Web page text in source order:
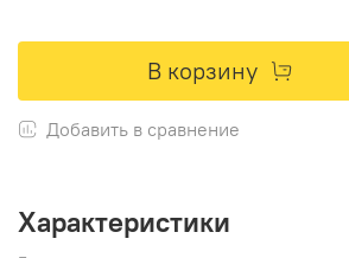
В корзину
Добавить в сравнение
Характеристики